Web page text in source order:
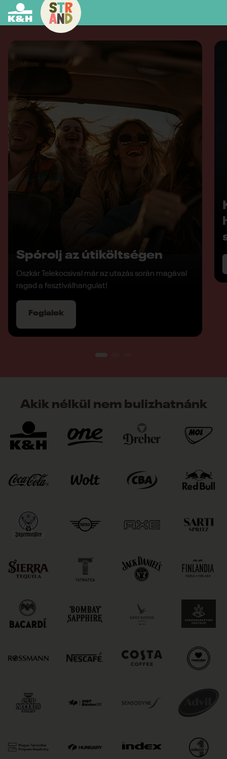
Spórolj az útiköltségen
Oszkár Telekocsival már az utazás során magával
ragad a fesztiválhangulat!
Foglalok
Akik nélkül nem bulizhatnánk